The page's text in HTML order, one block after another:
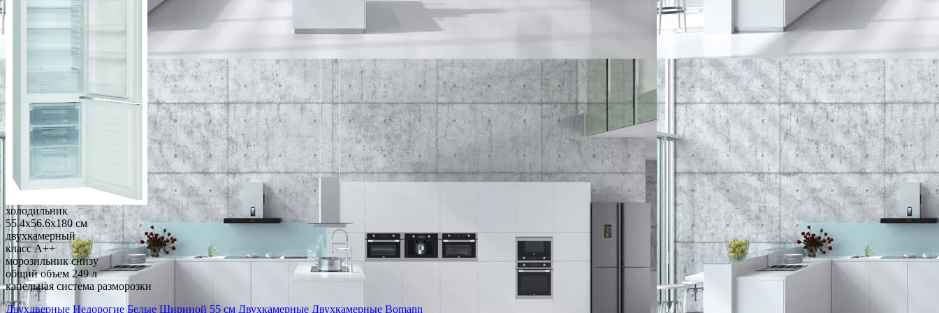
холодильник
55.4x56.6x180 см
двухкамерный
класс A++
морозильник снизу
общий объем 249 л
капельная система разморозки
Двухдверные Недорогие Белые Шириной 55 см Двухкамерные Двухкамерные Bomann